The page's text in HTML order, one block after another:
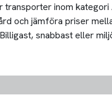
inom kategori
och jämföra priser
snabbast eller